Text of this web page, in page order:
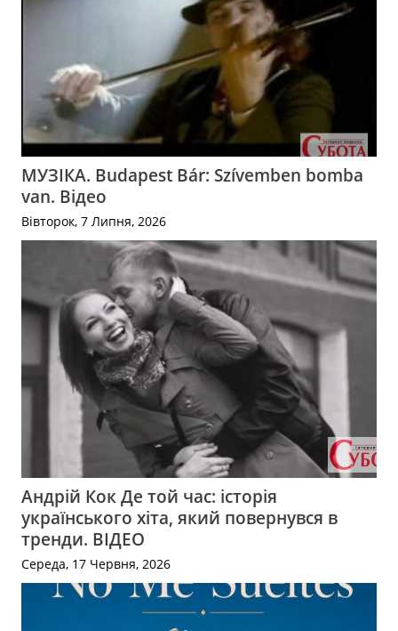
МУЗІКА. Budapest Bár: Szívemben bomba
van. Відео
Вівторок, 7 Липня, 2026
Андрій Кок Де той час: історія
українського хіта, який повернувся в
тренди. ВІДЕО
Середа, 17 Червня, 2026